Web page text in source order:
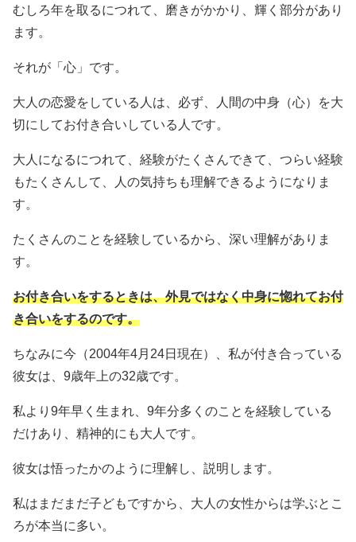
むしろ年を取るにつれて、磨きがかかり、輝く部分があり
ます。
それが「心」です。
大人の恋愛をしている人は、必ず、人間の中身（心）を大
切にしてお付き合いしている人です。
大人になるにつれて、経験がたくさんできて、つらい経験
もたくさんして、人の気持ちも理解できるようになりま
す。
たくさんのことを経験しているから、深い理解がありま
す。
お付き合いをするときは、外見ではなく中身に惚れてお付
き合いをするのです。
ちなみに今（2004年4月24日現在）、私が付き合っている
彼女は、9歳年上の32歳です。
私より9年早く生まれ、9年分多くのことを経験している
だけあり、精神的にも大人です。
彼女は悟ったかのように理解し、説明します。
私はまだまだ子どもですから、大人の女性からは学ぶとこ
ろが本当に多い。